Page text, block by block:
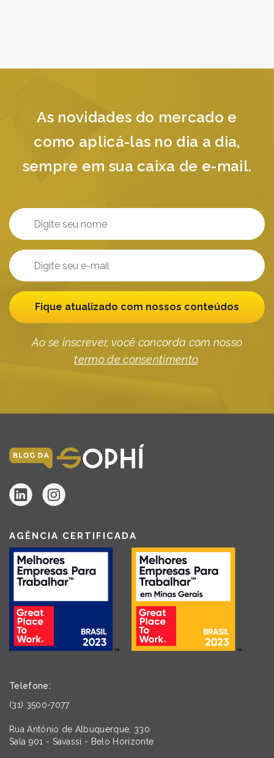
As novidades do mercado e
como aplicá-las no dia a dia,
sempre em sua caixa de e-mail.
Fique atualizado com nossos conteúdos
Ao se inscrever, você concorda com nosso
termo de consentimento.
AGÊNCIA CERTIFICADA
Telefone:
(31) 3500-7077
Rua Antônio de Albuquerque, 330
Sala 901 - Savassi - Belo Horizonte